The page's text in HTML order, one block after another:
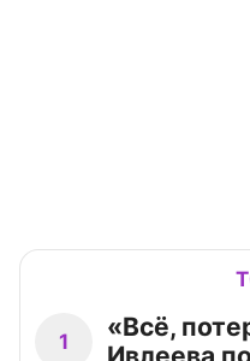
1
«Всё,